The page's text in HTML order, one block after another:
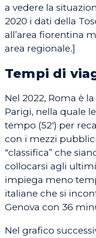
a vedere la
2020 i dati della
all’area fiorentina
area regionale.]
Tempi di
Nel 2022, Roma è
Parigi, nella quale
tempo (52′) per
con i mezzi
“classifica” che
collocarsi agli
impiega meno
italiane che si
Genova con 36
Nel grafico